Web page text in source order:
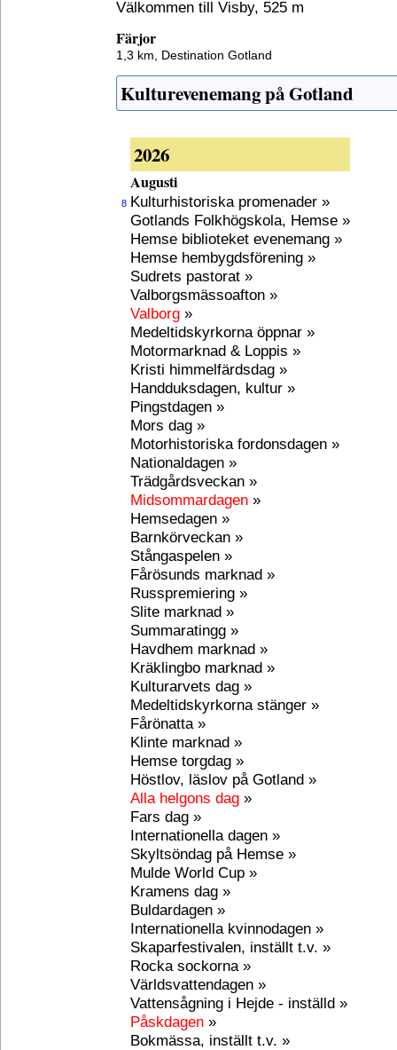
Välkommen till Visby, 525 m
Färjor
1,3 km, Destination Gotland
Kulturevenemang på Gotland
2026
Augusti
8 Kulturhistoriska promenader »
Gotlands Folkhögskola, Hemse »
Hemse biblioteket evenemang »
Hemse hembygdsförening »
Sudrets pastorat »
Valborgsmässoafton »
Valborg »
Medeltidskyrkorna öppnar »
Motormarknad & Loppis »
Kristi himmelfärdsdag »
Handduksdagen, kultur »
Pingstdagen »
Mors dag »
Motorhistoriska fordonsdagen »
Nationaldagen »
Trädgårdsveckan »
Midsommardagen »
Hemsedagen »
Barnkörveckan »
Stångaspelen »
Fårösunds marknad »
Russpremiering »
Slite marknad »
Summaratingg »
Havdhem marknad »
Kräklingbo marknad »
Kulturarvets dag »
Medeltidskyrkorna stänger »
Fårönatta »
Klinte marknad »
Hemse torgdag »
Höstlov, läslov på Gotland »
Alla helgons dag »
Fars dag »
Internationella dagen »
Skyltsöndag på Hemse »
Mulde World Cup »
Kramens dag »
Buldardagen »
Internationella kvinnodagen »
Skaparfestivalen, inställt t.v. »
Rocka sockorna »
Världsvattendagen »
Vattensågning i Hejde - inställd »
Påskdagen »
Bokmässa, inställt t.v. »